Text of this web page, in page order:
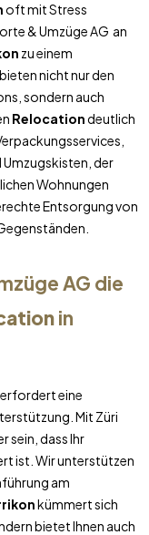
oft mit Stress
& Umzüge AG an
zu einem
nicht nur den
sondern auch
Relocationdeutlich
der
Wohnungen
Entsorgung von
AG die
in
erfordert eine
Mit Züri
sein, dass Ihr
ist. Wir unterstützen
am
kümmert sich
bietet Ihnen auch